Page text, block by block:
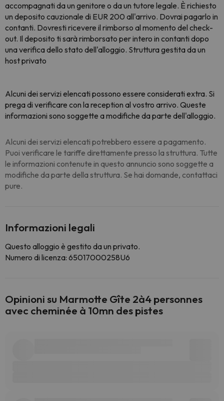
accompagnati da un genitore o da un tutore legale. È richiesto
un deposito cauzionale di EUR 200 all'arrivo. Dovrai pagarlo in
contanti. Dovresti ricevere il rimborso al momento del check-
out. Il deposito ti sarà rimborsato per intero in contanti dopo
una verifica dello stato dell'alloggio. Struttura gestita da un
host privato
Alcuni dei servizi elencati possono essere considerati extra. Si
prega di verificare con la reception al vostro arrivo. Queste
informazioni sono soggette a modifiche da parte dell'alloggio.
Alcuni dei servizi elencati potrebbero essere a pagamento.
Puoi verificare le tariffe direttamente presso la struttura. Tutte
le informazioni contenute in questo annuncio sono soggette a
modifiche da parte della struttura. Se hai domande, contattaci
pure.
Informazioni legali
Questo alloggio è gestito da un privato.
Numero di licenza: 65017000258U6
Opinioni su Marmotte Gîte 2à4 personnes
avec cheminée à 10mn des pistes